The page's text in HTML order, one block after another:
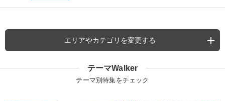
エリアやカテゴリを変更する
テーマWalker
テーマ別特集をチェック